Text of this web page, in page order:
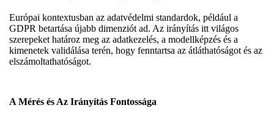
Európai kontextusban az adatvédelmi standardok, például a
GDPR betartása újabb dimenziót ad. Az irányítás itt világos
szerepeket határoz meg az adatkezelés, a modellképzés és a
kimenetek validálása terén, hogy fenntartsa az átláthatóságot és az
elszámoltathatóságot.
A Mérés és Az Irányítás Fontossága